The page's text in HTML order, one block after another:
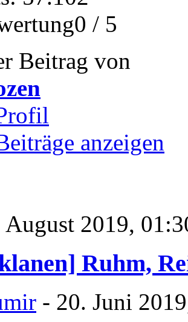
/ 5
Beitrag von
anzeigen
August 2019,
Ruhm,
- 20. Juni